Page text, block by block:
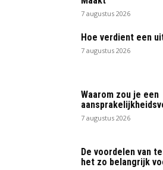
7 augustus 2026
Hoe verdient een
7 augustus 2026
Waarom zou je een
7 augustus 2026
De voordelen van
het zo belangrijk